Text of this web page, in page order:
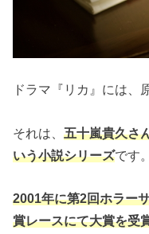
ドラマ『リカ』には、
それは、五十嵐貴久さ
いう小説シリーズです。
2001年に第2回ホラー
賞レースにて大賞を受